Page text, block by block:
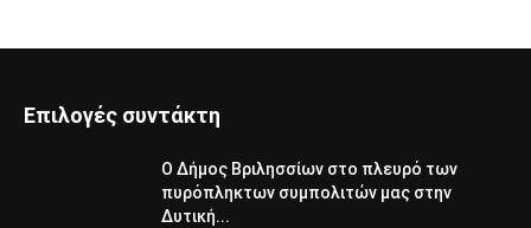
Επιλογές συντάκτη
Ο Δήμος Βριλησσίων στο πλευρό των
πυρόπληκτων συμπολιτών μας στην
Δυτική...